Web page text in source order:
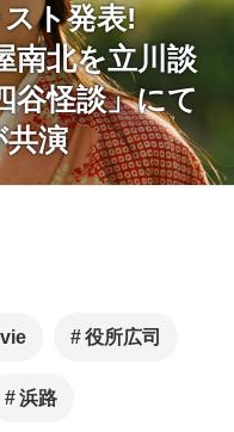
ト発表!
南北を立川談
谷怪談」にて
共演
役所広司
浜路